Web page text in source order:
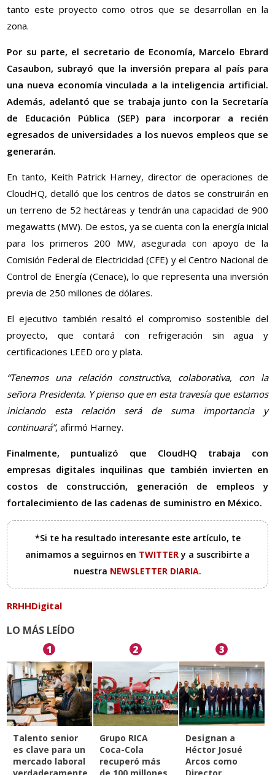
tanto este proyecto como otros que se desarrollan en la
zona.
Por su parte, el secretario de Economía, Marcelo Ebrard
Casaubon, subrayó que la inversión prepara al país para
una nueva economía vinculada a la inteligencia artificial.
Además, adelantó que se trabaja junto con la Secretaría
de Educación Pública (SEP) para incorporar a recién
egresados de universidades a los nuevos empleos que se
generarán.
En tanto, Keith Patrick Harney, director de operaciones de
CloudHQ, detalló que los centros de datos se construirán en
un terreno de 52 hectáreas y tendrán una capacidad de 900
megawatts (MW). De estos, ya se cuenta con la energía inicial
para los primeros 200 MW, asegurada con apoyo de la
Comisión Federal de Electricidad (CFE) y el Centro Nacional de
Control de Energía (Cenace), lo que representa una inversión
previa de 250 millones de dólares.
El ejecutivo también resaltó el compromiso sostenible del
proyecto, que contará con refrigeración sin agua y
certificaciones LEED oro y plata.
“Tenemos una relación constructiva, colaborativa, con la
señora Presidenta. Y pienso que en esta travesía que estamos
iniciando esta relación será de suma importancia y
continuará”, afirmó Harney.
Finalmente, puntualizó que CloudHQ trabaja con
empresas digitales inquilinas que también invierten en
costos de construcción, generación de empleos y
fortalecimiento de las cadenas de suministro en México.
*Si te ha resultado interesante este artículo, te
animamos a seguirnos en TWITTERy a suscribirte a
nuestra NEWSLETTER DIARIA.
RRHHDigital
LO MÁS LEÍDO
1
Talento senior
es clave para un
mercado laboral
2
Grupo RICA
Coca-Cola
recuperó más
3
Designan a
Héctor Josué
Arcos como